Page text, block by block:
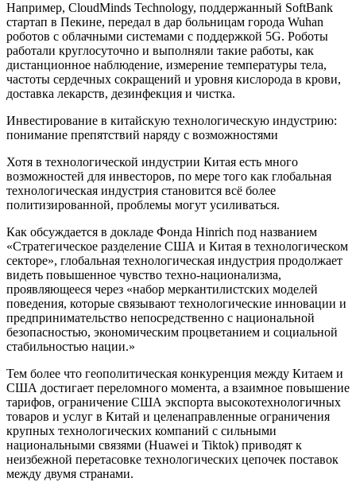
Например, CloudMinds Technology, поддержанный SoftBank
стартап в Пекине, передал в дар больницам города Wuhan
роботов с облачными системами с поддержкой 5G. Роботы
работали круглосуточно и выполняли такие работы, как
дистанционное наблюдение, измерение температуры тела,
частоты сердечных сокращений и уровня кислорода в крови,
доставка лекарств, дезинфекция и чистка.
Инвестирование в китайскую технологическую индустрию:
понимание препятствий наряду с возможностями
Хотя в технологической индустрии Китая есть много
возможностей для инвесторов, по мере того как глобальная
технологическая индустрия становится всё более
политизированной, проблемы могут усиливаться.
Как обсуждается в докладе Фонда Hinrich под названием
«Стратегическое разделение США и Китая в технологическом
секторе», глобальная технологическая индустрия продолжает
видеть повышенное чувство техно-национализма,
проявляющееся через «набор меркантилистских моделей
поведения, которые связывают технологические инновации и
предпринимательство непосредственно с национальной
безопасностью, экономическим процветанием и социальной
стабильностью нации.»
Тем более что геополитическая конкуренция между Китаем и
США достигает переломного момента, а взаимное повышение
тарифов, ограничение США экспорта высокотехнологичных
товаров и услуг в Китай и целенаправленные ограничения
крупных технологических компаний с сильными
национальными связями (Huawei и Tiktok) приводят к
неизбежной перетасовке технологических цепочек поставок
между двумя странами.